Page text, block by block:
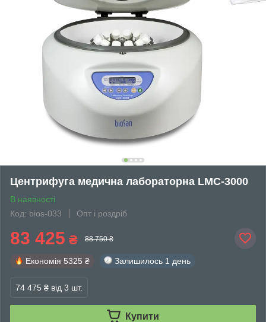
Центрифуга медична лабораторна LMC-3000
В наявності
Код: bios-033
Опт і роздріб
83 425 ₴ 88 750 ₴
Економія 5325 ₴ Залишилось 1 день
74 475 ₴ від 3 шт.
Купити